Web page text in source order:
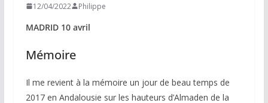
12/04/2022 Philippe
MADRID 10 avril
Mémoire
Il me revient à la mémoire un jour de beau temps de
2017 en Andalousie sur les hauteurs d’Almaden de la